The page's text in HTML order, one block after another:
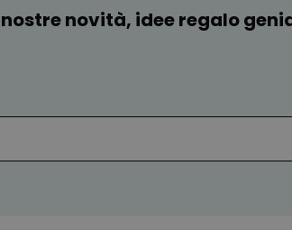
nostre novità, idee regalo